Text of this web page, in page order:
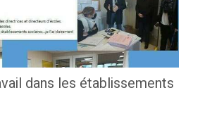
dans les établissements